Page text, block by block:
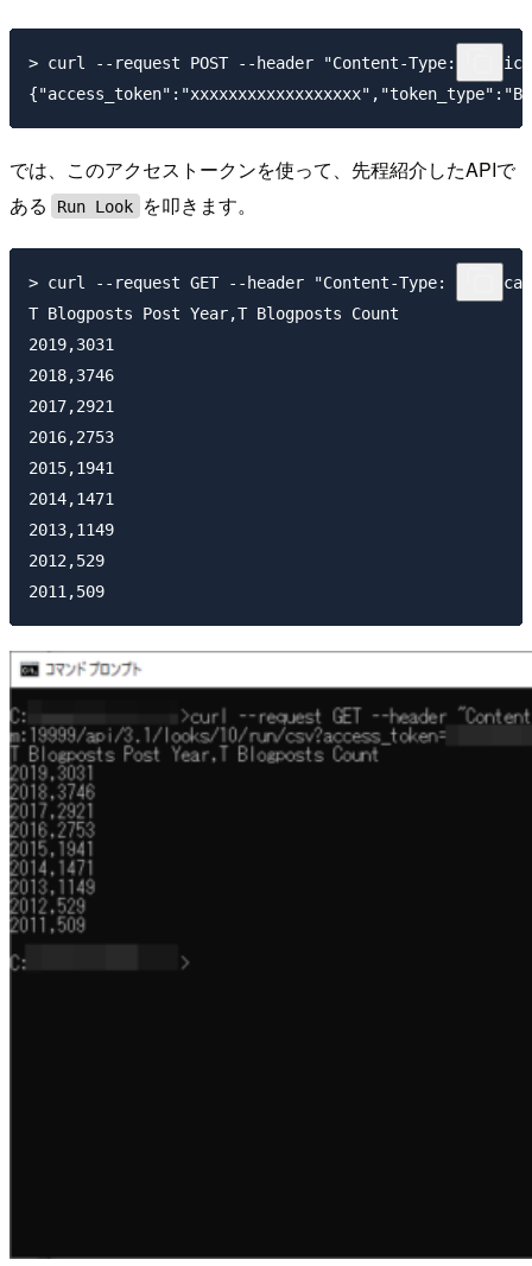
> curl --request POST --header "Content-Type:
では、このアクセストークンを使って、先程紹介したAPIで
ある
Run Look を叩きます。
> curl --request GET --header "Content-Type:
T Blogposts Post Year,T Blogposts Count
2019,3031
2018,3746
2017,2921
2016,2753
2015,1941
2014,1471
2013,1149
2012,529